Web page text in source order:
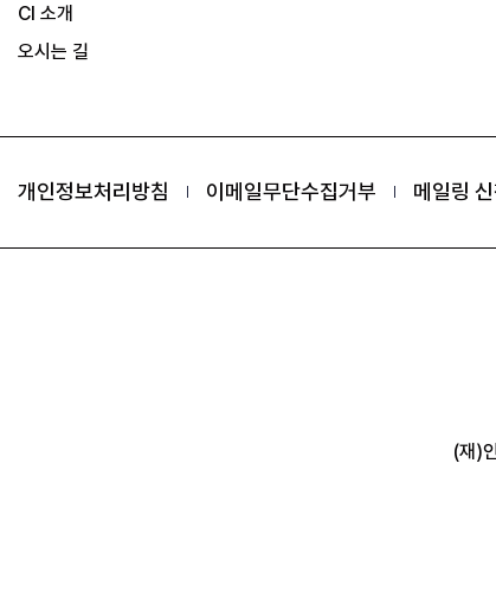
CI 소개
오시는 길
개인정보처리방침 이메일무단수집거부 메일링
(재)